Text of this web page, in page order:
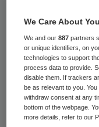
uitgevoerd op
overleed
bacteriële
Chirurg
We Care About
We and our887 partners
or unique identifiers, on
technologies to support
process data to provide.
disable them. If trackers
be as relevant to you.
withdraw consent at any
bottom of the webpage.
more details, refer to our